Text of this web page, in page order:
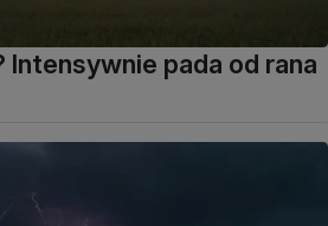
Intensywnie pada od rana